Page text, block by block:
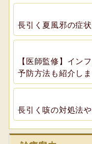
長引く夏風邪の症
【医師監修】イン
予防方法も紹介し
長引く咳の対処法